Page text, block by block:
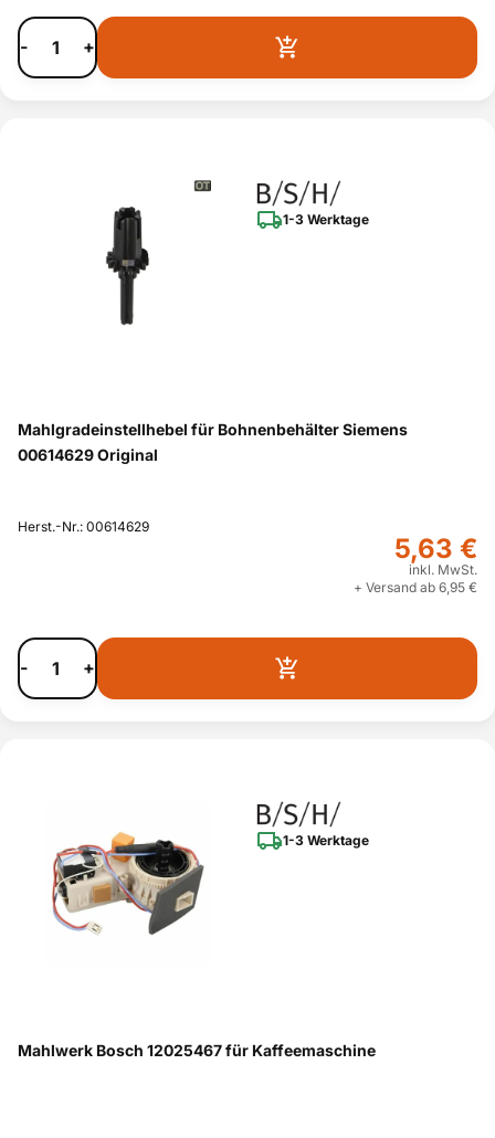
- +
1-3 Werktage
Mahlgradeinstellhebel für Bohnenbehälter Siemens
00614629 Original
Herst.-Nr.: 00614629
5,63 €
inkl. MwSt.
+ Versand ab 6,95 €
- +
1-3 Werktage
Mahlwerk Bosch 12025467 für Kaffeemaschine